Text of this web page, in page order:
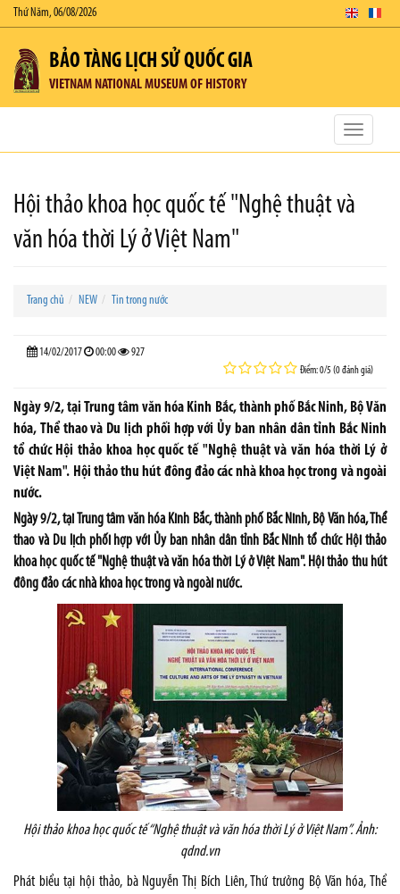
Thứ Năm, 06/08/2026
BẢO TÀNG LỊCH SỬ QUỐC GIA
VIETNAM NATIONAL MUSEUM OF HISTORY
Toggle
Hội thảo khoa học quốc tế "Nghệ thuật và
văn hóa thời Lý ở Việt Nam"
Trang chủ NEW Tin trong nước
14/02/2017 00:00 927
Điểm: 0/5 (0 đánh giá)
Ngày 9/2, tại Trung tâm văn hóa Kinh Bắc, thành phố Bắc Ninh, Bộ Văn
hóa, Thể thao và Du lịch phối hợp với Ủy ban nhân dân tỉnh Bắc Ninh
tổ chức Hội thảo khoa học quốc tế "Nghệ thuật và văn hóa thời Lý ở
Việt Nam". Hội thảo thu hút đông đảo các nhà khoa học trong và ngoài
nước.
Ngày 9/2, tại Trung tâm văn hóa Kinh Bắc, thành phố Bắc Ninh, Bộ Văn hóa, Thể
thao và Du lịch phối hợp với Ủy ban nhân dân tỉnh Bắc Ninh tổ chức Hội thảo
khoa học quốc tế "Nghệ thuật và văn hóa thời Lý ở Việt Nam". Hội thảo thu hút
đông đảo các nhà khoa học trong và ngoài nước.
Hội thảo khoa học quốc tế “Nghệ thuật và văn hóa thời Lý ở Việt Nam”.Ảnh:
qdnd.vn
Phát biểu tại hội thảo, bà Nguyễn Thị Bích Liên, Thứ trưởng Bộ Văn hóa, Thể